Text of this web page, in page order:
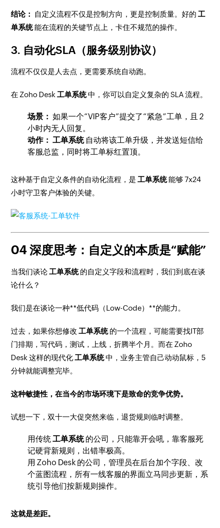
结论： 自定义流程不仅是控制方向，更是控制质量。好的工
单系统能在流程的关键节点上，卡住不规范的操作。
3. 自动化SLA（服务级别协议）
流程不仅仅是人去点，更需要系统自动跑。
在 Zoho Desk工单系统中，你可以自定义复杂的 SLA 流程。
场景： 如果一个“VIP客户”提交了“紧急”工单，且 2
小时内无人回复。
动作： 工单系统自动将该工单升级，并发送短信给
客服总监，同时将工单标红置顶。
这种基于自定义条件的自动化流程，是工单系统能够 7x24
小时守卫客户体验的关键。
04 深度思考：自定义的本质是“赋能”
当我们谈论工单系统的自定义字段和流程时，我们到底在谈
论什么？
我们是在谈论一种**低代码（Low-Code）**的能力。
过去，如果你想修改工单系统的一个流程，可能需要找IT部
门排期，写代码，测试，上线，折腾半个月。而在 Zoho
Desk 这样的现代化工单系统中，业务主管自己动动鼠标，5
分钟就能调整完毕。
这种敏捷性，在当今的市场环境下是致命的竞争优势。
试想一下，双十一大促突然来临，退货规则临时调整。
用传统工单系统的公司，只能靠开会吼，靠客服死
记硬背新规则，出错率极高。
用 Zoho Desk 的公司，管理员在后台加个字段、改
个蓝图流程，所有一线客服的界面立马同步更新，系
统引导他们按新规则操作。
这就是差距。